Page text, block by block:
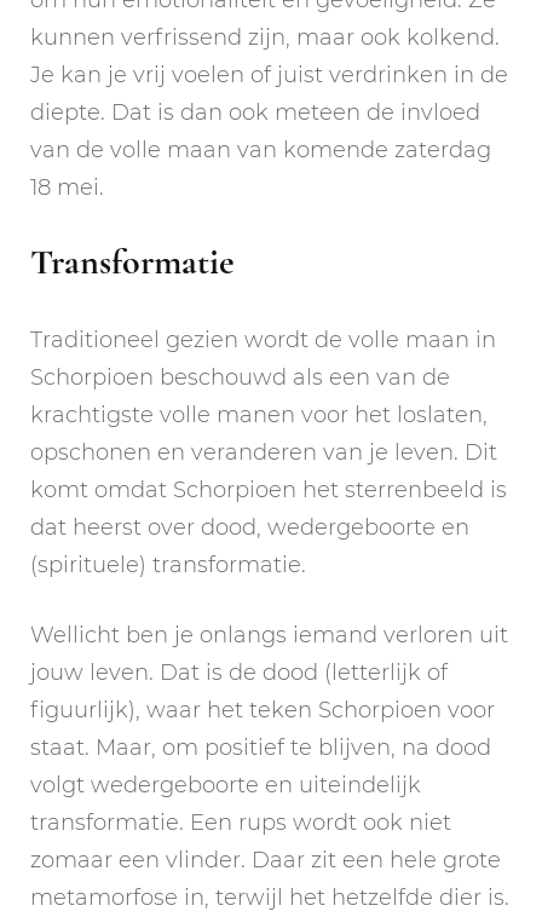
kunnen verfrissend zijn, maar ook kolkend.
Je kan je vrij voelen of juist verdrinken in de
diepte. Dat is dan ook meteen de invloed
van de volle maan van komende zaterdag
18 mei.
Transformatie
Traditioneel gezien wordt de volle maan in
Schorpioen beschouwd als een van de
krachtigste volle manen voor het loslaten,
opschonen en veranderen van je leven. Dit
komt omdat Schorpioen het sterrenbeeld is
dat heerst over dood, wedergeboorte en
(spirituele) transformatie.
Wellicht ben je onlangs iemand verloren uit
jouw leven. Dat is de dood (letterlijk of
figuurlijk), waar het teken Schorpioen voor
staat. Maar, om positief te blijven, na dood
volgt wedergeboorte en uiteindelijk
transformatie. Een rups wordt ook niet
zomaar een vlinder. Daar zit een hele grote
metamorfose in, terwijl het hetzelfde dier is.